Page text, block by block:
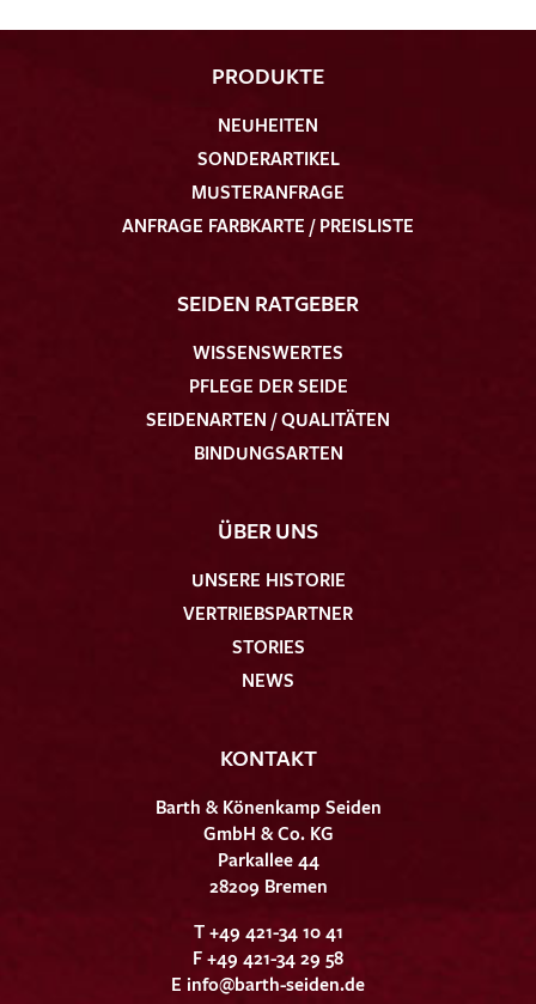
PRODUKTE
NEUHEITEN
SONDERARTIKEL
MUSTERANFRAGE
ANFRAGE FARBKARTE / PREISLISTE
SEIDEN RATGEBER
WISSENSWERTES
PFLEGE DER SEIDE
SEIDENARTEN / QUALITÄTEN
BINDUNGSARTEN
ÜBER UNS
UNSERE HISTORIE
VERTRIEBSPARTNER
STORIES
NEWS
KONTAKT
Barth & Könenkamp Seiden
GmbH & Co. KG
Parkallee 44
28209 Bremen
T +49 421-34 10 41
F +49 421-34 29 58
E info@barth-seiden.de